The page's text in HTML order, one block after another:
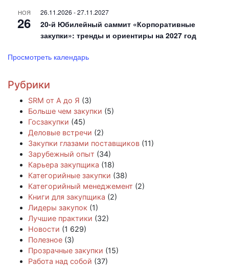
НОЯ
26
26.11.2026 -27.11.2027
20-й Юбилейный саммит «Корпоративные
закупки»: тренды и ориентиры на 2027 год
Просмотреть календарь
Рубрики
SRM от А до Я (3)
Больше чем закупки (5)
Госзакупки (45)
Деловые встречи (2)
Закупки глазами поставщиков (11)
Зарубежный опыт (34)
Карьера закупщика (18)
Категорийные закупки (38)
Категорийный менеджемент (2)
Книги для закупщика (2)
Лидеры закупок (1)
Лучшие практики (32)
Новости (1 629)
Полезное (3)
Прозрачные закупки (15)
Работа над собой (37)